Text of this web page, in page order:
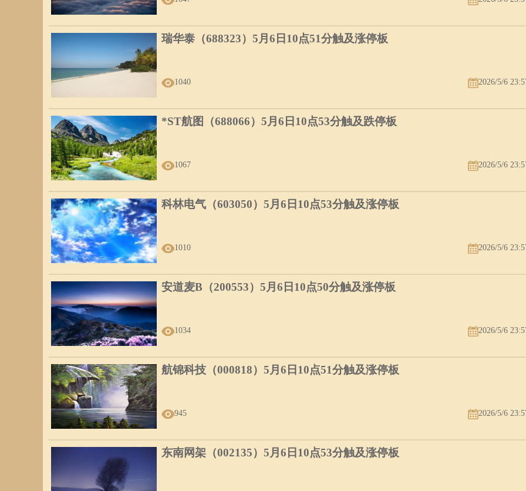
瑞华泰（688323）5月6日10点51分触及涨停板
1040 2026/5/6
*ST航图（688066）5月6日10点53分触及跌停板
1067 2026/5/6
科林电气（603050）5月6日10点53分触及涨停板
1010 2026/5/6
安道麦B（200553）5月6日10点50分触及涨停板
1034 2026/5/6
航锦科技（000818）5月6日10点51分触及涨停板
945 2026/5/6
东南网架（002135）5月6日10点53分触及涨停板